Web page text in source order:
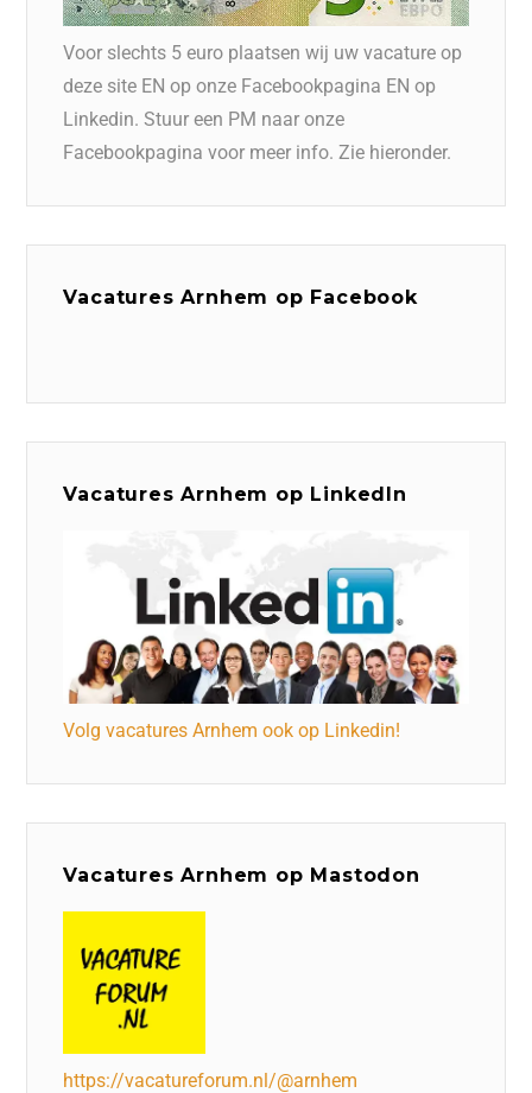
Voor slechts 5 euro plaatsen wij uw vacature op
deze site EN op onze Facebookpagina EN op
Linkedin. Stuur een PM naar onze
Facebookpagina voor meer info. Zie hieronder.
Vacatures Arnhem op Facebook
Vacatures Arnhem op LinkedIn
Volg vacatures Arnhem ook op Linkedin!
Vacatures Arnhem op Mastodon
https://vacatureforum.nl/@arnhem